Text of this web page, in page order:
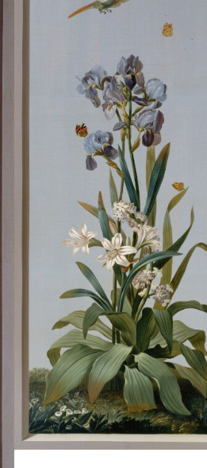
Pierre-Joseph
surnommé le
Fleurs, conduit une
dans l’esprit des
Plutôt que de se
la peinture de fleurs,
vogue à son époque,
tourne vers la
qu’il étudie au Jardin
Roi, grâce à l’amitié
des professeurs,
Louis Desfontaines
1833), qui apprécie
sens de l’observation
rigueur de ses
Nommé dessinateur et
peintre de Marie-
en 1788, il devient le
officiel de…